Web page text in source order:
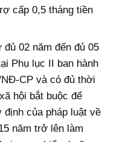
cấp 0,5 tháng tiền
02 năm đến đủ 05
Phụ lục II ban hành
CP và có đủ thời
hội bắt buộc để
của pháp luật về
năm trở lên làm